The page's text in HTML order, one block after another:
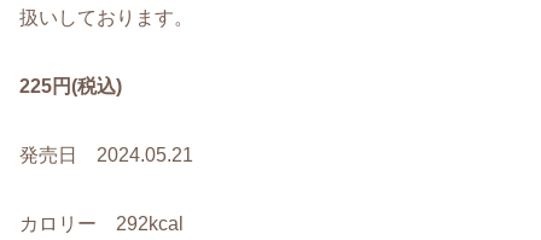
扱いしております。
225円(税込)
発売日 2024.05.21
カロリー 292kcal